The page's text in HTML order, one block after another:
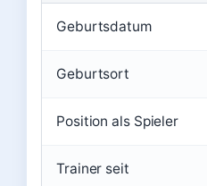
Geburtsdatum
Geburtsort
Position als Spieler
Trainer seit